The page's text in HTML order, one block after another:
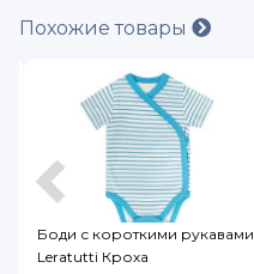
Похожие товары
Боди с короткими рукавами
Leratutti Кроха